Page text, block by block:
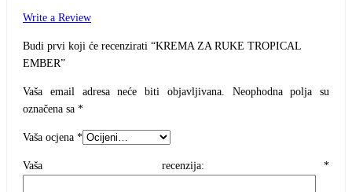
Write a Review
Budi prvi koji će recenzirati “KREMA ZA RUKE TROPICAL
EMBER”
Vaša email adresa neće biti objavljivana.
Neophodna polja su
označena sa *
Vaša ocjena *
Vaša recenzija: *